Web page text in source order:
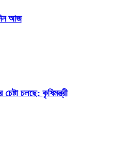
আজ
চলছে: কৃষিমন্ত্রী